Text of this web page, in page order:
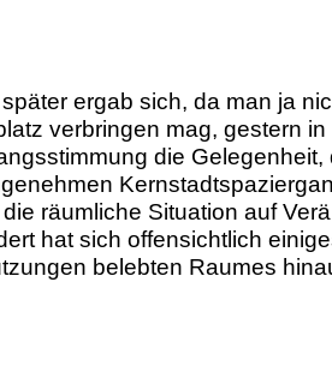
ergab sich, da man ja
verbringen mag, gestern
die Gelegenheit,
räumliche Situation auf
hat sich offensichtlich
belebten Raumes